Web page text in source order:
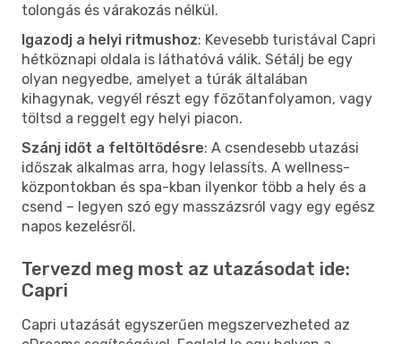
tolongás és várakozás nélkül.
Igazodj a helyi ritmushoz: Kevesebb turistával Capri
hétköznapi oldala is láthatóvá válik. Sétálj be egy
olyan negyedbe, amelyet a túrák általában
kihagynak, vegyél részt egy főzőtanfolyamon, vagy
töltsd a reggelt egy helyi piacon.
Szánj időt a feltöltődésre: A csendesebb utazási
időszak alkalmas arra, hogy lelassíts. A wellness-
központokban és spa-kban ilyenkor több a hely és a
csend – legyen szó egy masszázsról vagy egy egész
napos kezelésről.
Tervezd meg most az utazásodat ide:
Capri
Capri utazását egyszerűen megszervezheted az